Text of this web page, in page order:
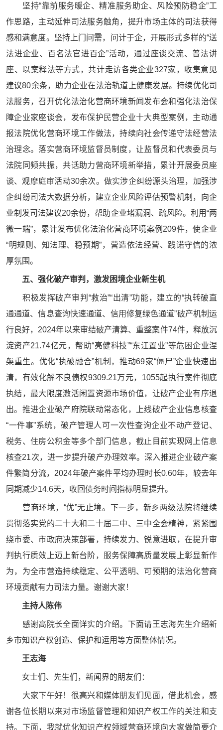
坚持“靠前服务暖企、精准服务助企、风险预防稳企”工
作思路，主动延伸司法服务触角，提升市场主体的司法获得
感和满意度。坚持上门问需，问计于企，开展形式多样的“送
法进企业、百名法官进百企”活动，通过座谈交流、普法讲
座、以案释法等方式，共计走访各类企业327家，收集意见
建议80余条，助力企业在法治轨道上健康发展。持续优化司
法服务，召开优化法治化营商环境新闻发布会和强化法治保
障企业家座谈会，发布保护民营企业十大典型案例，主动通
报法院优化营商环境工作做法，持续向社会传递守法经营法
治理念。落实营商环境监督员制度，让监督员和代表委员与
法院同频共振，共话助力营商环境新举措，累计开展委员座
谈、观摩庭审活动30余次。做实涉企纠纷源头治理，加强涉
企纠纷司法大数据分析，建立企业风险评估预警机制，向企
业制发司法建议20余份，帮助企业堵漏洞、疏风险。利用“两
微一端”，累计发布优化法治化营商环境案例209件，使企业
“明规则、知法理、稳预期”，营造依法经营、践诺守信的浓
厚氛围。
五、强化破产审判，激发困境企业新生机
积极发挥破产审判“救治”“出清”功能，建立的“执转破直
通通道、信息查询快速通道、信用修复绿色通道”破产机制运
行良好，2024年以来审结破产清算、重整案件74件，释放沉
淀资产21.74亿元，帮助“亮健科技”“东江置业”等危困企业涅
槃重生。优化“执破融合”机制，推动69家“僵尸”企业快速出
清，有效化解不良债权9309.21万元，1055起执行案件彻底
执结，最大限度激活闲置资源市场价值，让破产企业有序退
出。推进企业破产府院联动常态化，上线破产企业信息核查
“一件事”系统，破产管理人可一次性查询企业不动产登记、
税务、住房公积金等多个部门信息，截止目前实现网上信息
核查21次，进一步提升破产办理效率。深入推进企业破产案
件繁简分流，2024年破产案件平均办理时长0.60年，较去年
同期减少14.6天，收回债务时间指标明显提升。
营商环境，“优”无止境。下一步，新乡两级法院将继续
贯彻落实党的二十大和二十届二中、三中全会精神，紧紧围
绕市委、市政府决策部署，持续发力、锐意进取，在提升审
判执行质效上迈上新台阶，服务保障高质量发展上彰显新作
为，为全市营造持续稳定、公平透明、可预期的法治化营商
环境贡献有力司法力量。谢谢大家！
主持人 陈伟
感谢高院长全面详实的介绍。下面请王志海先生介绍新
乡市知识产权创造、保护和运用等方面整体情况。
王志海
女士们、先生们，新闻界的朋友们：
大家下午好！很高兴和媒体朋友们见面，借此机会，感
谢各位长期以来对市场监督管理和知识产权工作的关注和支
持。下面，我就优化知识产权领域营商环境向大家做简要介